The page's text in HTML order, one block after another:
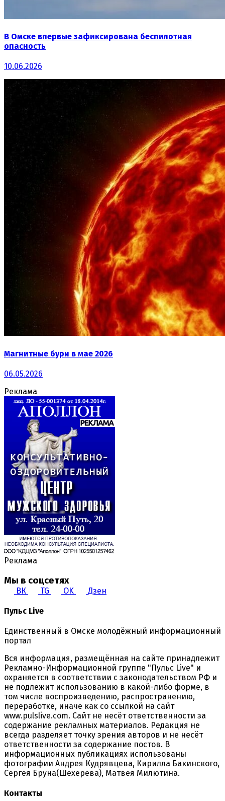
В Омске впервые зафиксирована беспилотная
опасность
10.06.2026
Магнитные бури в мае 2026
06.05.2026
Реклама
Реклама
Мы в соцсетях
ВК TG OK Дзен
Пульс Live
Единственный в Омске молодёжный информационный
портал
Вся информация, размещённая на сайте принадлежит
Рекламно-Информационной группе "Пульс Live" и
охраняется в соответствии с законодательством РФ и
не подлежит использованию в какой-либо форме, в
том числе воспроизведению, распространению,
переработке, иначе как со ссылкой на сайт
www.pulslive.com. Сайт не несёт ответственности за
содержание рекламных материалов. Редакция не
всегда разделяет точку зрения авторов и не несёт
ответственности за содержание постов. В
информационных публикациях использованы
фотографии Андрея Кудрявцева, Кирилла Бакинского,
Сергея Бруна(Шехерева), Матвея Милютина.
Контакты